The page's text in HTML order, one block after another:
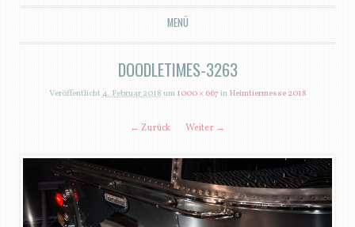
MENÜ
ZUM INHALT SPRINGEN
DOODLETIMES-3263
Veröffentlicht4. Februar 2018um1000 × 667inHeimtiermesse 2018
← Zurück Weiter →